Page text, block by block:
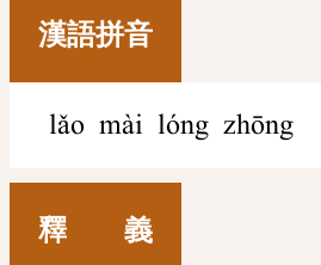
漢語拼音
lǎo mài lóng zhōng
釋 義